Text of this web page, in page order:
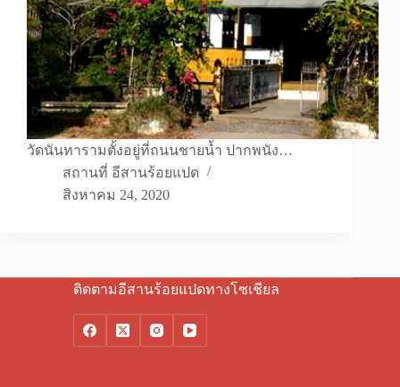
วัดนันทารามตั้งอยู่ที่ถนนชายน้ำ ปากพนัง…
สถานที่ อีสานร้อยแปด
สิงหาคม 24, 2020
ติดตามอีสานร้อยแปดทางโซเชียล